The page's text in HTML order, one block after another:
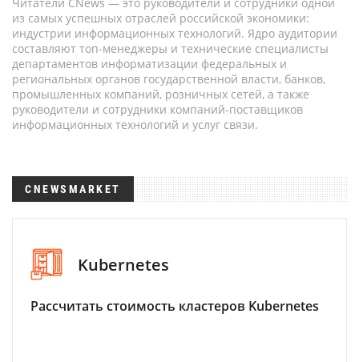
из самых успешных отраслей российской экономики:
индустрии информационных технологий. Ядро аудитории
составляют топ-менеджеры и технические специалисты
департаментов информатизации федеральных и
региональных органов государственной власти, банков,
промышленных компаний, розничных сетей, а также
руководители и сотрудники компаний-поставщиков
информационных технологий и услуг связи.
CNEWSMARKET
Kubernetes
Рассчитать стоимость кластеров Kubernetes